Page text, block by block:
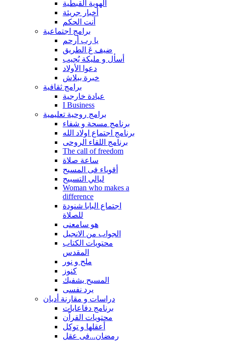
الهوية القبطية
أخبار جريئة
أنت الحكم
برامج اجتماعية
يا رب أرحم
ضيف عَ الطريق
أسأل و مليكة يُجيب
دعوا الأولاد
خبرة ببلاش
برامج ثقافية
عيادة خارجية
I Business
برامج روحية تعليمية
برنامج مسحة و شفاء
برنامج اجتماع اولاد الله
برنامج اللقاء الروحى
The call of freedom
ساعة صلاة
أقوياء فى المسيح
ليالي التسبيح
Woman who makes a
difference
اجتماع البابا شنودة
للصلاة
هو سامعنى
الجواب من الانجيل
محتويات الكتاب
المقدس
ملح و نور
كنوز
المسيح يشفيك
يرد نفسى
دراسات و مقارنة أديان
برنامج دفاعايات
محتويات القراّن
أعقلها و توكل
رمضان...فى عقل